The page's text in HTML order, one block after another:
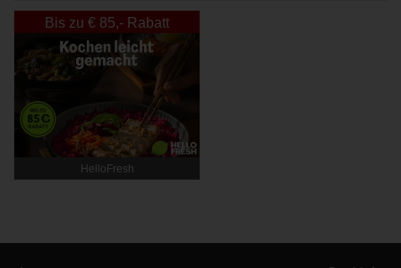
Bis zu € 85,- Rabatt
HelloFresh